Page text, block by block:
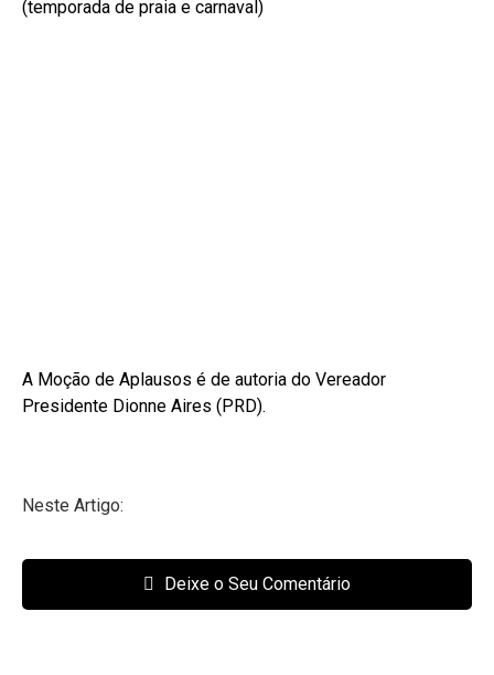
(temporada de praia e carnaval)
A Moção de Aplausos é de autoria do Vereador
Presidente Dionne Aires (PRD).
Neste Artigo:
Deixe o Seu Comentário